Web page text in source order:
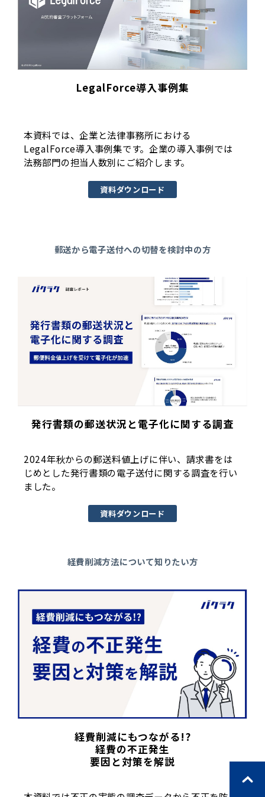
LegalForce導入事例集
本資料では、企業と法律事務所における
LegalForce導入事例集です。企業の導入事例では
法務部門の担当人数別にご紹介します。
資料ダウンロード
郵送から電子送付への切替を検討中の方
発行書類の郵送状況と電子化に関する調査
2024年秋からの郵送料値上げに伴い、請求書をは
じめとした発行書類の電子送付に関する調査を行い
ました。
資料ダウンロード
経費削減方法について知りたい方
経費削減にもつながる!?
経費の不正発生
要因と対策を解説